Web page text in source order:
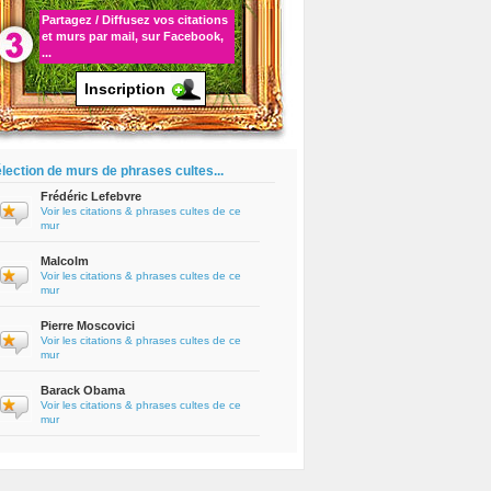
Partagez / Diffusez vos citations
et murs par mail, sur Facebook,
...
Inscription
de murs de phrases cultes...
Frédéric Lefebvre
Voir les citations & phrases cultes de ce
mur
Malcolm
Voir les citations & phrases cultes de ce
mur
Pierre Moscovici
Voir les citations & phrases cultes de ce
mur
Barack Obama
Voir les citations & phrases cultes de ce
mur